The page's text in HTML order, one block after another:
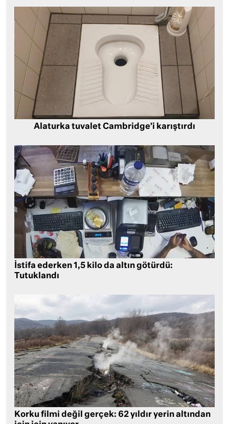
Alaturka tuvalet Cambridge’i karıştırdı
İstifa ederken 1,5 kilo da altın götürdü:
Tutuklandı
Korku filmi değil gerçek: 62 yıldır yerin altından